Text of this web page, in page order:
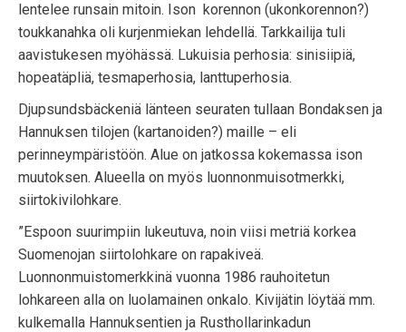
lentelee runsain mitoin. Ison korennon (ukonkorennon?)
toukkanahka oli kurjenmiekan lehdellä. Tarkkailija tuli
aavistukesen myöhässä. Lukuisia perhosia: sinisiipiä,
hopeatäpliä, tesmaperhosia, lanttuperhosia.
Djupsundsbäckeniä länteen seuraten tullaan Bondaksen ja
Hannuksen tilojen (kartanoiden?) maille – eli
perinneympäristöön. Alue on jatkossa kokemassa ison
muutoksen. Alueella on myös luonnonmuisotmerkki,
siirtokivilohkare.
”Espoon suurimpiin lukeutuva, noin viisi metriä korkea
Suomenojan siirtolohkare on rapakiveä.
Luonnonmuistomerkkinä vuonna 1986 rauhoitetun
lohkareen alla on luolamainen onkalo. Kivijätin löytää mm.
kulkemalla Hannuksentien ja Rusthollarinkadun